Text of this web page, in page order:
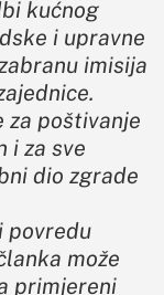
kućnog
i upravne
imisija
za poštivanje
i za sve
dio zgrade
povredu
može
primjereni